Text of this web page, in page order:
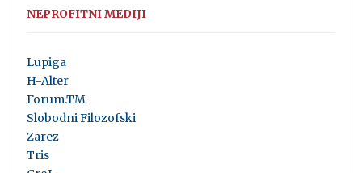
NEPROFITNI MEDIJI
Lupiga
H-Alter
Forum.TM
Slobodni Filozofski
Zarez
Tris